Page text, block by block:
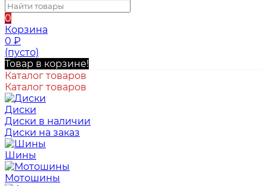
0
Корзина
0 ₽
(пусто)
Товар в корзине!
Каталог товаров
Каталог товаров
Диски
Диски в наличии
Диски на заказ
Шины
Мотошины